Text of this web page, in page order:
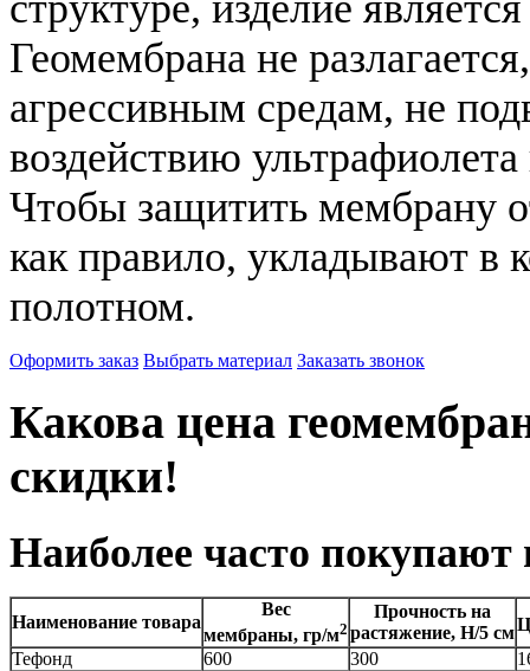
Геомембрана не
агрессивным средам, не
воздействию
Чтобы защитить мембрану
как правило, укладывают в
полотном.
Оформить заказ Выбрать материал Заказать звонок
Какова цена
скидки!
Наиболее часто
Наименование товара
Вес
мембраны, гр/м2
Прочность на
растяжение, Н/5 см
Тефонд
600 300